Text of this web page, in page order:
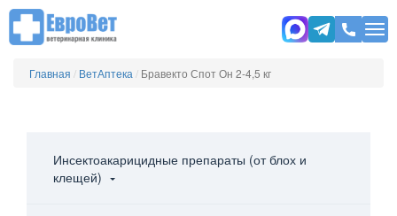
Главная / ВетАптека / Бравекто Спот Он 2-4,5 кг
Инсектоакарицидные препараты (от блох и
клещей)